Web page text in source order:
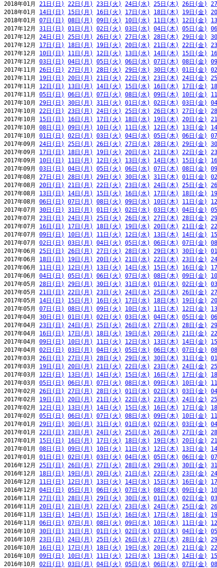
2018年01月 21日(日) 22日(月) 23日(火) 24日(水) 25日(木) 26日(金)
2018年01月 14日(日) 15日(月) 16日(火) 17日(水) 18日(木) 19日(金)
2018年01月 07日(日) 08日(月) 09日(火) 10日(水) 11日(木) 12日(金)
2017年12月 31日(日) 01日(月) 02日(火) 03日(水) 04日(木) 05日(金)
2017年12月 24日(日) 25日(月) 26日(火) 27日(水) 28日(木) 29日(金)
2017年12月 17日(日) 18日(月) 19日(火) 20日(水) 21日(木) 22日(金)
2017年12月 10日(日) 11日(月) 12日(火) 13日(水) 14日(木) 15日(金)
2017年12月 03日(日) 04日(月) 05日(火) 06日(水) 07日(木) 08日(金)
2017年11月 26日(日) 27日(月) 28日(火) 29日(水) 30日(木) 01日(金)
2017年11月 19日(日) 20日(月) 21日(火) 22日(水) 23日(木) 24日(金)
2017年11月 12日(日) 13日(月) 14日(火) 15日(水) 16日(木) 17日(金)
2017年11月 05日(日) 06日(月) 07日(火) 08日(水) 09日(木) 10日(金)
2017年10月 29日(日) 30日(月) 31日(火) 01日(水) 02日(木) 03日(金)
2017年10月 22日(日) 23日(月) 24日(火) 25日(水) 26日(木) 27日(金)
2017年10月 15日(日) 16日(月) 17日(火) 18日(水) 19日(木) 20日(金)
2017年10月 08日(日) 09日(月) 10日(火) 11日(水) 12日(木) 13日(金)
2017年10月 01日(日) 02日(月) 03日(火) 04日(水) 05日(木) 06日(金)
2017年09月 24日(日) 25日(月) 26日(火) 27日(水) 28日(木) 29日(金)
2017年09月 17日(日) 18日(月) 19日(火) 20日(水) 21日(木) 22日(金)
2017年09月 10日(日) 11日(月) 12日(火) 13日(水) 14日(木) 15日(金)
2017年09月 03日(日) 04日(月) 05日(火) 06日(水) 07日(木) 08日(金)
2017年08月 27日(日) 28日(月) 29日(火) 30日(水) 31日(木) 01日(金)
2017年08月 20日(日) 21日(月) 22日(火) 23日(水) 24日(木) 25日(金)
2017年08月 13日(日) 14日(月) 15日(火) 16日(水) 17日(木) 18日(金)
2017年08月 06日(日) 07日(月) 08日(火) 09日(水) 10日(木) 11日(金)
2017年07月 30日(日) 31日(月) 01日(火) 02日(水) 03日(木) 04日(金)
2017年07月 23日(日) 24日(月) 25日(火) 26日(水) 27日(木) 28日(金)
2017年07月 16日(日) 17日(月) 18日(火) 19日(水) 20日(木) 21日(金)
2017年07月 09日(日) 10日(月) 11日(火) 12日(水) 13日(木) 14日(金)
2017年07月 02日(日) 03日(月) 04日(火) 05日(水) 06日(木) 07日(金)
2017年06月 25日(日) 26日(月) 27日(火) 28日(水) 29日(木) 30日(金)
2017年06月 18日(日) 19日(月) 20日(火) 21日(水) 22日(木) 23日(金)
2017年06月 11日(日) 12日(月) 13日(火) 14日(水) 15日(木) 16日(金)
2017年06月 04日(日) 05日(月) 06日(火) 07日(水) 08日(木) 09日(金)
2017年05月 28日(日) 29日(月) 30日(火) 31日(水) 01日(木) 02日(金)
2017年05月 21日(日) 22日(月) 23日(火) 24日(水) 25日(木) 26日(金)
2017年05月 14日(日) 15日(月) 16日(火) 17日(水) 18日(木) 19日(金)
2017年05月 07日(日) 08日(月) 09日(火) 10日(水) 11日(木) 12日(金)
2017年04月 30日(日) 01日(月) 02日(火) 03日(水) 04日(木) 05日(金)
2017年04月 23日(日) 24日(月) 25日(火) 26日(水) 27日(木) 28日(金)
2017年04月 16日(日) 17日(月) 18日(火) 19日(水) 20日(木) 21日(金)
2017年04月 09日(日) 10日(月) 11日(火) 12日(水) 13日(木) 14日(金)
2017年04月 02日(日) 03日(月) 04日(火) 05日(水) 06日(木) 07日(金)
2017年03月 26日(日) 27日(月) 28日(火) 29日(水) 30日(木) 31日(金)
2017年03月 19日(日) 20日(月) 21日(火) 22日(水) 23日(木) 24日(金)
2017年03月 12日(日) 13日(月) 14日(火) 15日(水) 16日(木) 17日(金)
2017年03月 05日(日) 06日(月) 07日(火) 08日(水) 09日(木) 10日(金)
2017年02月 26日(日) 27日(月) 28日(火) 01日(水) 02日(木) 03日(金)
2017年02月 19日(日) 20日(月) 21日(火) 22日(水) 23日(木) 24日(金)
2017年02月 12日(日) 13日(月) 14日(火) 15日(水) 16日(木) 17日(金)
2017年02月 05日(日) 06日(月) 07日(火) 08日(水) 09日(木) 10日(金)
2017年01月 29日(日) 30日(月) 31日(火) 01日(水) 02日(木) 03日(金)
2017年01月 22日(日) 23日(月) 24日(火) 25日(水) 26日(木) 27日(金)
2017年01月 15日(日) 16日(月) 17日(火) 18日(水) 19日(木) 20日(金)
2017年01月 08日(日) 09日(月) 10日(火) 11日(水) 12日(木) 13日(金)
2017年01月 01日(日) 02日(月) 03日(火) 04日(水) 05日(木) 06日(金)
2016年12月 25日(日) 26日(月) 27日(火) 28日(水) 29日(木) 30日(金)
2016年12月 18日(日) 19日(月) 20日(火) 21日(水) 22日(木) 23日(金)
2016年12月 11日(日) 12日(月) 13日(火) 14日(水) 15日(木) 16日(金)
2016年12月 04日(日) 05日(月) 06日(火) 07日(水) 08日(木) 09日(金)
2016年11月 27日(日) 28日(月) 29日(火) 30日(水) 01日(木) 02日(金)
2016年11月 20日(日) 21日(月) 22日(火) 23日(水) 24日(木) 25日(金)
2016年11月 13日(日) 14日(月) 15日(火) 16日(水) 17日(木) 18日(金)
2016年11月 06日(日) 07日(月) 08日(火) 09日(水) 10日(木) 11日(金)
2016年10月 30日(日) 31日(月) 01日(火) 02日(水) 03日(木) 04日(金)
2016年10月 23日(日) 24日(月) 25日(火) 26日(水) 27日(木) 28日(金)
2016年10月 16日(日) 17日(月) 18日(火) 19日(水) 20日(木) 21日(金)
2016年10月 09日(日) 10日(月) 11日(火) 12日(水) 13日(木) 14日(金)
2016年10月 02日(日) 03日(月) 04日(火) 05日(水) 06日(木) 07日(金)